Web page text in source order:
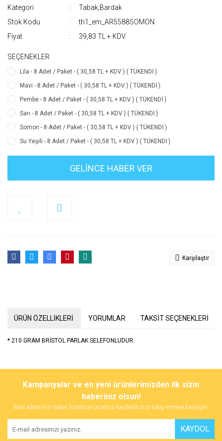
Kategori
Tabak,Bardak
Stok Kodu
th1_em_AR5588SOMON
Fiyat
39,83 TL + KDV
SEÇENEKLER
Lila - 8 Adet / Paket - ( 30,58 TL + KDV ) ( TÜKENDİ )
Mavi - 8 Adet / Paket - ( 30,58 TL + KDV ) ( TÜKENDİ )
Pembe - 8 Adet / Paket - ( 30,58 TL + KDV ) ( TÜKENDİ )
Sarı - 8 Adet / Paket - ( 30,58 TL + KDV ) ( TÜKENDİ )
Somon - 8 Adet / Paket - ( 30,58 TL + KDV ) ( TÜKENDİ )
Su Yeşili - 8 Adet / Paket - ( 30,58 TL + KDV ) ( TÜKENDİ )
GELİNCE HABER VER
Karşılaştır
ÜRÜN ÖZELLİKLERİ YORUMLAR TAKSİT SEÇENEKLERİ
* 210 GRAM BRİSTOL PARLAK SELEFONLUDUR.
Bu ürüne ilk yorumu siz yapın!
Yorum Yaz
tarafımıza iletebilirsiniz.
Görüş ve önerileriniz için teşekkür ederiz.
Ürün resmi kalitesiz, bozuk veya görüntülenemiyor.
Ürün açıklamasında eksik bilgiler bulunuyor.
Kampanyalar ve en yeni ürünlerimizden ilk sizin
haberiniz olsun!
Mail adresinizi haber listemize ücretsiz kaydedin bizi takip etmeye başlayın.
KAYDOL